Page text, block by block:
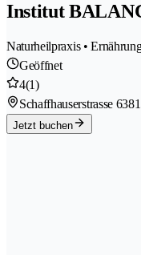
Institut
Naturheilpraxis •
Geöffnet
4(1)
Schaffhauserstrasse 63
Jetzt buchen